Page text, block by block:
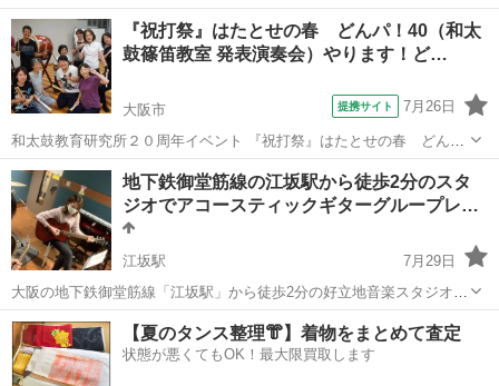
ノ 基本月1回（60〜90分）個人レッスン（1回5000円）します。 体験
レッスン（1時間）1000円でお試しあり リズムトレーニング、指の体
操で認知症予防にも...
大阪 豊中市 曽根駅 ピアノ 認知症予防
『祝打祭』はたとせの春 どんパ！40（和太
鼓篠笛教室 発表演奏会）やります！ど…
大阪市 提携サイト 7月26日
和太鼓教育研究所２０周年イベント 『祝打祭』はたとせの春 どん
パ！４０ 開催 いよいよ迫ってきました！ 和太鼓と篠笛の演奏を通し
て人とひとがつながる 人の輪を楽しみ エネルギーを感じ合う 元気と
希望を持って明日からの生活に...
大阪 大阪市 和太鼓
地下鉄御堂筋線の江坂駅から徒歩2分のスタ
ジオでアコースティックギターグループレ…
江坂駅
7月29日
大阪の地下鉄御堂筋線「江坂駅」から徒歩2分の好立地音楽スタジオで
アコースティックギターのグループレッスンを行っています。 付近に
お住いの方や、お仕事場所が近くの方など、初心者が始めやすい曲か
ら懐かしの名曲まで、一緒にア...
大阪 吹田市 江坂駅 ギター アコースティックギター
【夏のタンス整理👘】着物をまとめて査定
状態が悪くてもOK！最大限買取します